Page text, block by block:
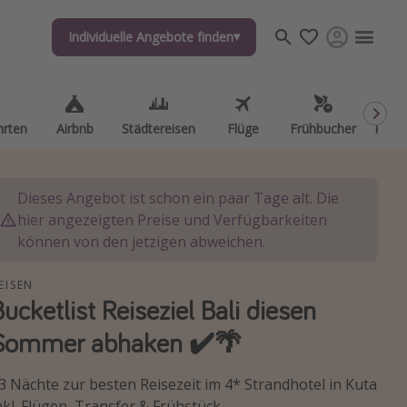
Individuelle Angebote finden
Airbnb Städtereisen Flüge Frühbucher
Individuelle Angebote finden
Airbnb Städtereisen Flüge Frühbucher
Dieses Angebot ist schon ein paar Tage alt. Die
hier angezeigten Preise und Verfügbarkeiten
können von den jetzigen abweichen.
Reiseziel Bali diesen
abhaken ✔️🌴
Nächte zur besten Reisezeit im 4* Strandhotel in Kuta